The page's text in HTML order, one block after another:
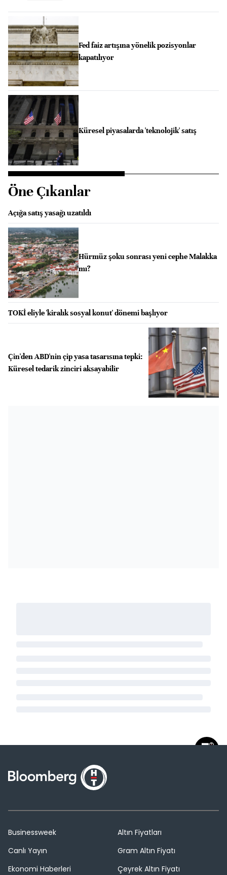
Fed faiz artışına yönelik pozisyonlar
kapatılıyor
Küresel piyasalarda 'teknolojik' satış
Öne Çıkanlar
Açığa satış yasağı uzatıldı
Hürmüz şoku sonrası yeni cephe Malakka
mı?
TOKİ eliyle 'kiralık sosyal konut' dönemi başlıyor
Çin'den ABD'nin çip yasa tasarısına tepki:
Küresel tedarik zinciri aksayabilir
Businessweek
Canlı Yayın
Ekonomi Haberleri
Altın Fiyatları
Gram Altın Fiyatı
Çeyrek Altın Fiyatı